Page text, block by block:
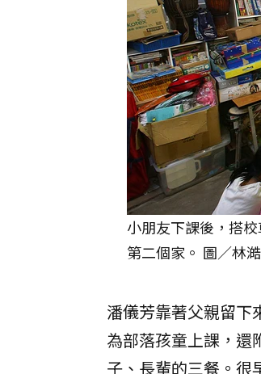
小朋友下課後，搭
第二個家。 圖／林
潘儀芳靠著父親留下
為部落孩童上課，還
子、長輩的三餐。很